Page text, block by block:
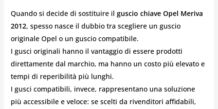
Quando si decide di sostituire il guscio chiave Opel Meriva
2012, spesso nasce il dubbio tra scegliere un guscio
originale Opel o un guscio compatibile.
I gusci originali hanno il vantaggio di essere prodotti
direttamente dal marchio, ma hanno un costo più elevato e
tempi di reperibilità più lunghi.
I gusci compatibili, invece, rappresentano una soluzione
più accessibile e veloce: se scelti da rivenditori affidabili,